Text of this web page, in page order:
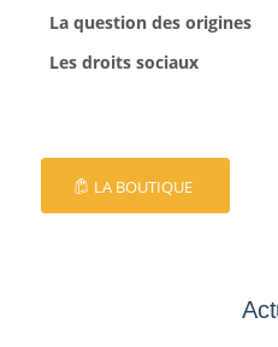
La question des origines
Les droits sociaux
LA BOUTIQUE